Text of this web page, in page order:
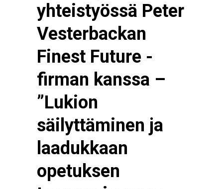
yhteistyössä Peter
Vesterbackan
Finest Future -
firman kanssa –
”Lukion
säilyttäminen ja
laadukkaan
opetuksen